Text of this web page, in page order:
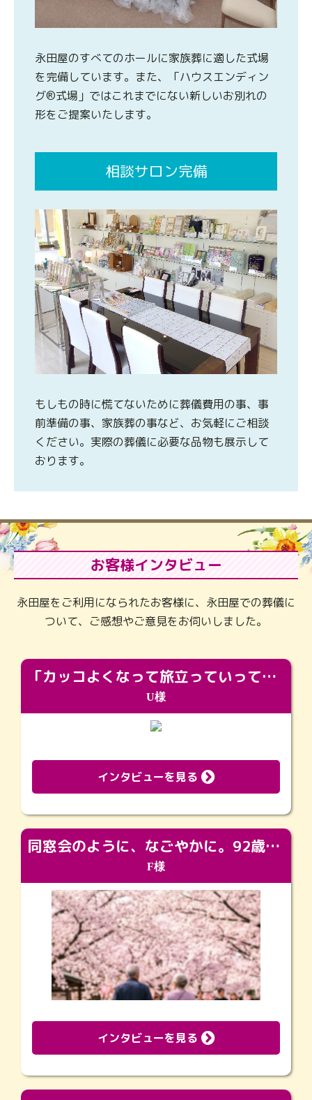
永田屋のすべてのホールに家族葬に適した式場
を完備しています。また、「ハウスエンディン
グ®式場」ではこれまでにない新しいお別れの
形をご提案いたします。
相談サロン完備
もしもの時に慌てないために葬儀費用の事、事
前準備の事、家族葬の事など、お気軽にご相談
ください。実際の葬儀に必要な品物も展示して
おります。
お客様インタビュー
永田屋をご利用になられたお客様に、永田屋での葬儀に
ついて、ご感想やご意見をお伺いしました。
「カッコよくなって旅立っていってくれました（笑）もっとカッコいいって言ってあげればよかったな」
U様
インタビューを見る
同窓会のように、なごやかに。92歳の旅立ちを彩った、再会と感謝の場
F様
インタビューを見る